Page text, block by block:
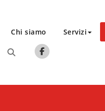
Chi siamo Servizi